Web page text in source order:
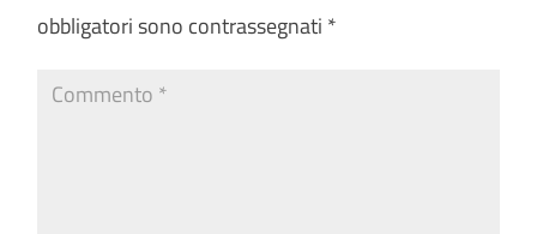
obbligatori sono contrassegnati *